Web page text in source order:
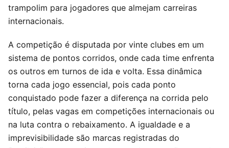
trampolim para jogadores que almejam carreiras
internacionais.
A competição é disputada por vinte clubes em um
sistema de pontos corridos, onde cada time enfrenta
os outros em turnos de ida e volta. Essa dinâmica
torna cada jogo essencial, pois cada ponto
conquistado pode fazer a diferença na corrida pelo
título, pelas vagas em competições internacionais ou
na luta contra o rebaixamento. A igualdade e a
imprevisibilidade são marcas registradas do